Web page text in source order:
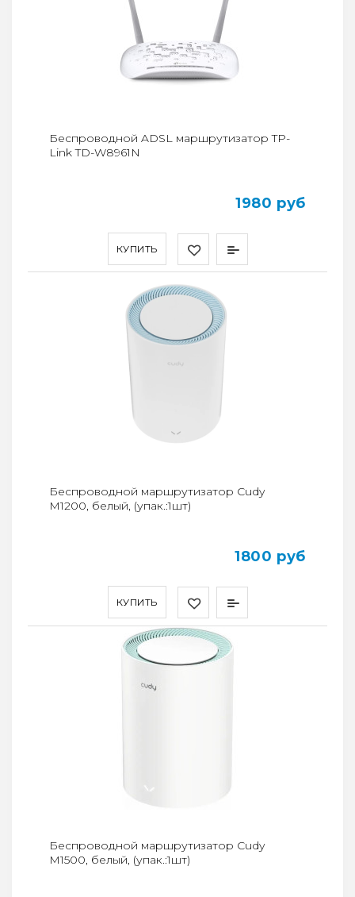
КУПИТЬ
Беспроводной ADSL маршрутизатор TP-
Link TD-W8961N
1980 руб
КУПИТЬ
Беспроводной маршрутизатор Cudy
M1200, белый, (упак.:1шт)
1800 руб
Беспроводной маршрутизатор Cudy
M1500, белый, (упак.:1шт)